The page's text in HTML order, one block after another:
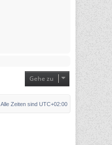
Gehe zu
Alle Zeiten sind UTC+02:00